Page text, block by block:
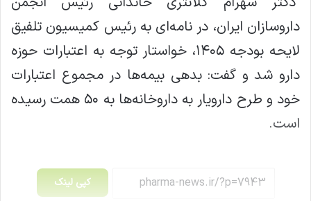
داروسازان ایران، در نامه‌ای به رئیس کمیسیون تلفیق
لایحه بودجه ۱۴۰۵، خواستار توجه به اعتبارات حوزه
دارو شد و گفت: بدهی بیمه‌ها در مجموع اعتبارات
خود و طرح دارویار به داروخانه‌ها به ۵۰ همت رسیده
است.
کپی لینک